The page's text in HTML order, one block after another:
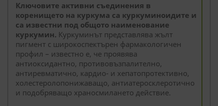
Ключовите активни съединения в
коренището на куркума са куркуминоидите и
са известни под общото наименование
куркумин. Куркуминът представлява жълт
пигмент с широкоспектърен фармакологичен
профил – известно е, че проявява
антиоксидантно, противовъзпалително,
антиревматично, кардио- и хепатопротективно,
холестеролопонижаващо, антиатеросклеротично
и подобряващо храносмилането действие.